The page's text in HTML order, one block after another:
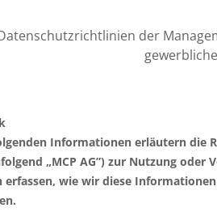
der
Informationen erläutern die
„MCP AG”) zur Nutzung
erfassen, wie wir diese